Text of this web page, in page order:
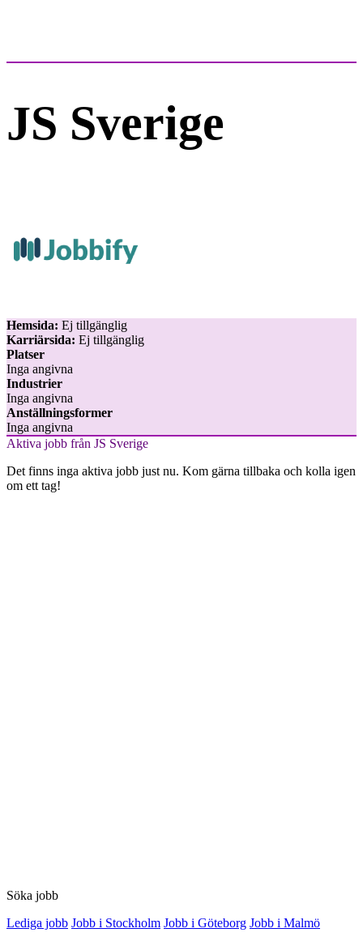
JS Sverige
Hemsida: Ej tillgänglig
Karriärsida: Ej tillgänglig
Platser
Inga angivna
Industrier
Inga angivna
Anställningsformer
Inga angivna
Aktiva jobb från JS Sverige
Det finns inga aktiva jobb just nu. Kom gärna tillbaka och kolla igen
om ett tag!
Söka jobb
Lediga jobb Jobb i Stockholm Jobb i Göteborg Jobb i Malmö